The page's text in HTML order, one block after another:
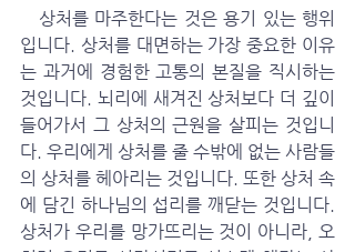
입니다. 상처를 대면하는 가장 중요한 이유
는 과거에 경험한 고통의 본질을 직시하는
것입니다. 뇌리에 새겨진 상처보다 더 깊이
들어가서 그 상처의 근원을 살피는 것입니
다. 우리에게 상처를 줄 수밖에 없는 사람들
의 상처를 헤아리는 것입니다. 또한 상처 속
에 담긴 하나님의 섭리를 깨닫는 것입니다.
상처가 우리를 망가뜨리는 것이 아니라, 오